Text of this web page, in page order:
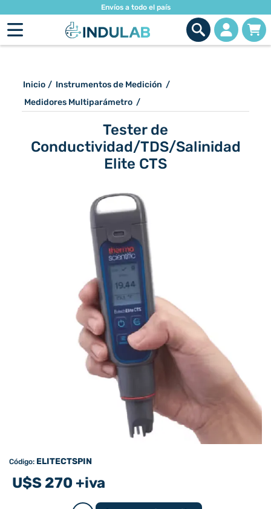
Envíos a todo el país
Inicio / Instrumentos de Medición /
Medidores Multiparámetro /
Tester de
Conductividad/TDS/Salinidad
Elite CTS
Código: ELITECTSPIN
U$S 270 +iva